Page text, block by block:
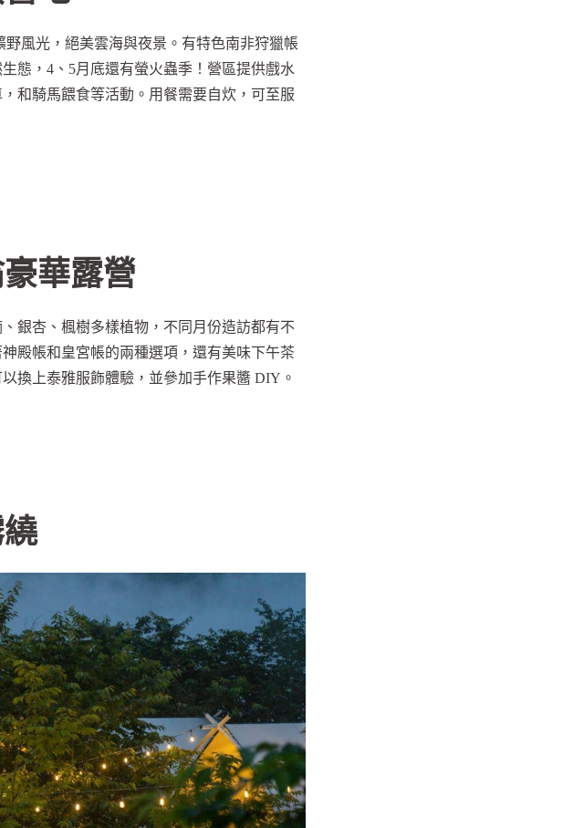
風光，絕美雲海與夜景。有特色南非狩獵帳
態，4、5月底還有螢火蟲季！營區提供戲水
和騎馬餵食等活動。用餐需要自炊，可至服
華露營
銀杏、楓樹多樣植物，不同月份造訪都有不
殿帳和皇宮帳的兩種選項，還有美味下午茶
換上泰雅服飾體驗，並參加手作果醬 DIY。